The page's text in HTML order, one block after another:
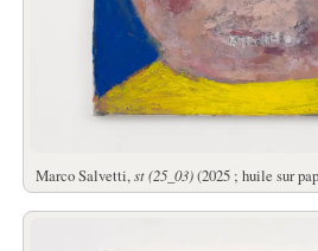
Marco Salvetti,st (25_03)(2025 ; huile sur